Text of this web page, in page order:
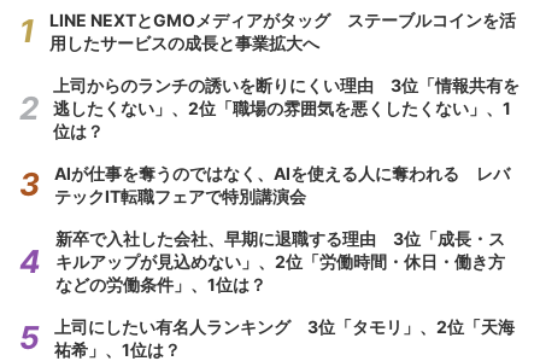
LINE NEXTとGMOメディアがタッグ ステーブルコインを活
用したサービスの成長と事業拡大へ
上司からのランチの誘いを断りにくい理由 3位「情報共有を
逃したくない」、2位「職場の雰囲気を悪くしたくない」、1
位は？
AIが仕事を奪うのではなく、AIを使える人に奪われる レバ
テックIT転職フェアで特別講演会
新卒で入社した会社、早期に退職する理由 3位「成長・ス
キルアップが見込めない」、2位「労働時間・休日・働き方
などの労働条件」、1位は？
上司にしたい有名人ランキング 3位「タモリ」、2位「天海
祐希」、1位は？